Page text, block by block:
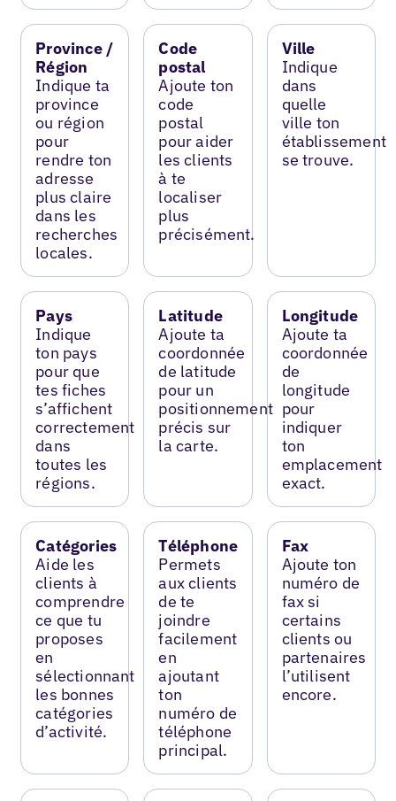
Province /
Région
Indique ta
province
ou région
pour
rendre ton
adresse
plus claire
dans les
recherches
locales.
Code
postal
Ajoute ton
code
postal
pour aider
les clients
à te
localiser
plus
précisément.
Ville
Indique
dans
quelle
ville ton
établissement
se trouve.
Pays
Indique
ton pays
pour que
tes fiches
s’affichent
correctement
dans
toutes les
régions.
Latitude
Ajoute ta
coordonnée
de latitude
pour un
positionnement
précis sur
la carte.
Longitude
Ajoute ta
coordonnée
de
longitude
pour
indiquer
ton
emplacement
exact.
Catégories
Aide les
clients à
comprendre
ce que tu
proposes
en
sélectionnant
les bonnes
catégories
d’activité.
Téléphone
Permets
aux clients
de te
joindre
facilement
en
ajoutant
ton
numéro de
téléphone
principal.
Fax
Ajoute ton
numéro de
fax si
certains
clients ou
partenaires
l’utilisent
encore.